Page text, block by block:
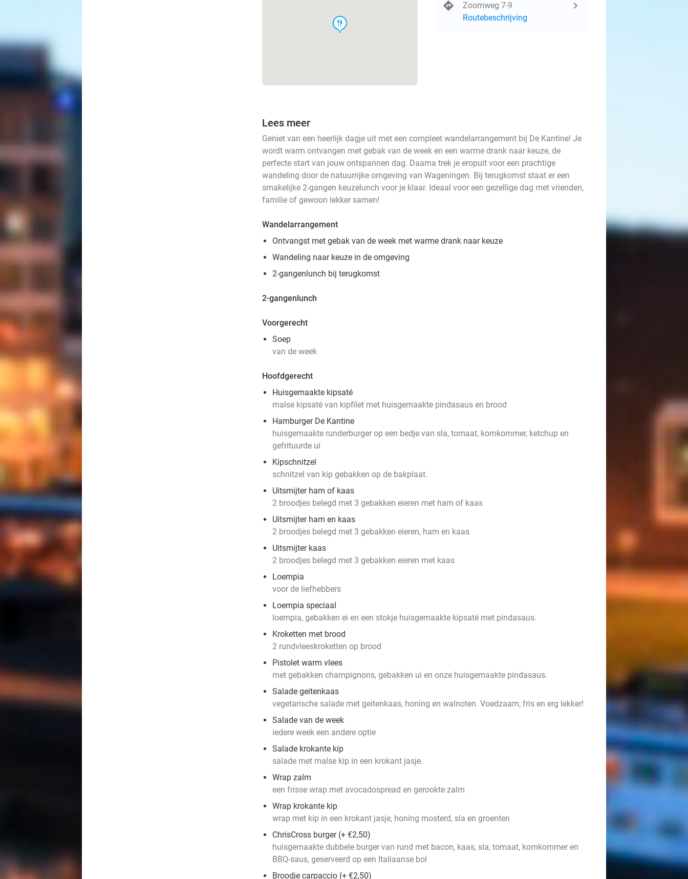
food
Zoomweg 7-9
Routebeschrijving
Lees meer
Geniet van een heerlijk dagje uit met een compleet wandelarrangement bij De Kantine! Je
wordt warm ontvangen met gebak van de week en een warme drank naar keuze, de
perfecte start van jouw ontspannen dag. Daarna trek je eropuit voor een prachtige
wandeling door de natuurrijke omgeving van Wageningen. Bij terugkomst staat er een
smakelijke 2-gangen keuzelunch voor je klaar. Ideaal voor een gezellige dag met vrienden,
familie of gewoon lekker samen!
Wandelarrangement
Ontvangst met gebak van de week met warme drank naar keuze
Wandeling naar keuze in de omgeving
2-gangenlunch bij terugkomst
2-gangenlunch
Voorgerecht
Soep
van de week
Hoofdgerecht
Huisgemaakte kipsaté
malse kipsaté van kipfilet met huisgemaakte pindasaus en brood
Hamburger De Kantine
huisgemaakte runderburger op een bedje van sla, tomaat, komkommer, ketchup en
gefrituurde ui
Kipschnitzel
schnitzel van kip gebakken op de bakplaat.
Uitsmijter ham of kaas
2 broodjes belegd met 3 gebakken eieren met ham of kaas
Uitsmijter ham en kaas
2 broodjes belegd met 3 gebakken eieren, ham en kaas
Uitsmijter kaas
2 broodjes belegd met 3 gebakken eieren met kaas
Loempia
voor de liefhebbers
Loempia speciaal
loempia, gebakken ei en een stokje huisgemaakte kipsaté met pindasaus.
Kroketten met brood
2 rundvleeskroketten op brood
Pistolet warm vlees
met gebakken champignons, gebakken ui en onze huisgemaakte pindasaus.
Salade geitenkaas
vegetarische salade met geitenkaas, honing en walnoten. Voedzaam, fris en erg lekker!
Salade van de week
iedere week een andere optie
Salade krokante kip
salade met malse kip in een krokant jasje.
Wrap zalm
een frisse wrap met avocadospread en gerookte zalm
Wrap krokante kip
wrap met kip in een krokant jasje, honing mosterd, sla en groenten
ChrisCross burger (+ €2,50)
huisgemaakte dubbele burger van rund met bacon, kaas, sla, tomaat, komkommer en
BBQ-saus, geserveerd op een Italiaanse bol
Broodje carpaccio (+ €2,50)